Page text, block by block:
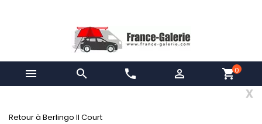
  phone  shopping_cart0
x
Retour à Berlingo II Court